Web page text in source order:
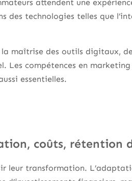
attendent une
des technologies telles que
maîtrise des outils digitaux, de
Les compétences en
essentielles.
coûts, rétention
leur transformation.